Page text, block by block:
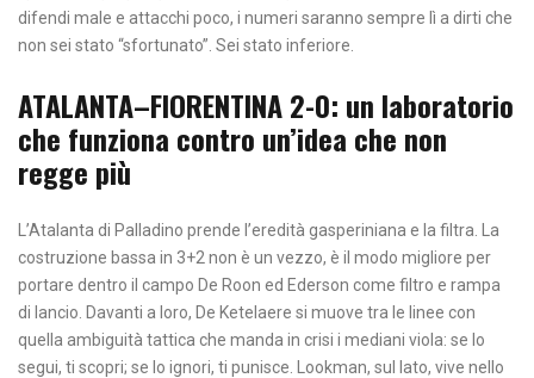
difendi male e attacchi poco, i numeri saranno sempre lì a dirti che
non sei stato “sfortunato”. Sei stato inferiore.
ATALANTA–FIORENTINA 2-0: un laboratorio
che funziona contro un’idea che non
regge più
L’Atalanta di Palladino prende l’eredità gasperiniana e la filtra. La
costruzione bassa in 3+2 non è un vezzo, è il modo migliore per
portare dentro il campo De Roon ed Ederson come filtro e rampa
di lancio. Davanti a loro, De Ketelaere si muove tra le linee con
quella ambiguità tattica che manda in crisi i mediani viola: se lo
segui, ti scopri; se lo ignori, ti punisce. Lookman, sul lato, vive nello